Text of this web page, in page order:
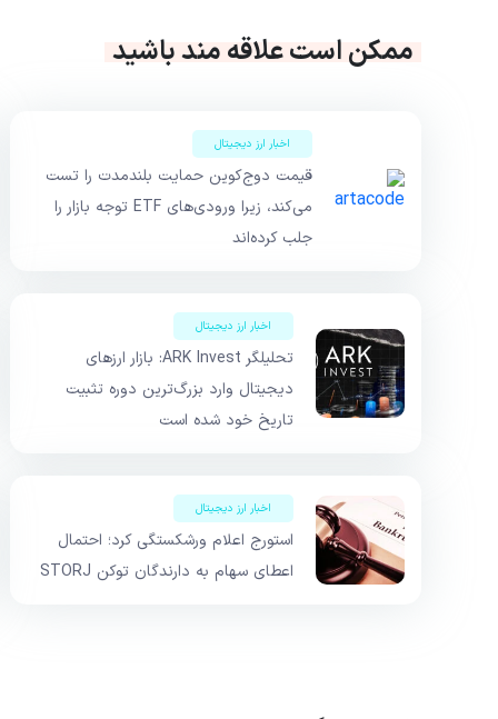
ممکن است علاقه مند باشید
اخبار ارز دیجیتال
قیمت دوج‌کوین حمایت بلندمدت را تست
می‌کند، زیرا ورودی‌های ETF توجه بازار را
جلب کرده‌اند
اخبار ارز دیجیتال
تحلیلگر ARK Invest: بازار ارزهای
دیجیتال وارد بزرگ‌ترین دوره تثبیت
تاریخ خود شده است
اخبار ارز دیجیتال
استورج اعلام ورشکستگی کرد؛ احتمال
اعطای سهام به دارندگان توکن STORJ